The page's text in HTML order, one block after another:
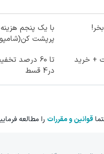
با یک پنجم
پرپشت
+ خرید
در4 قسط
قوانین و مقررات را مطالعه